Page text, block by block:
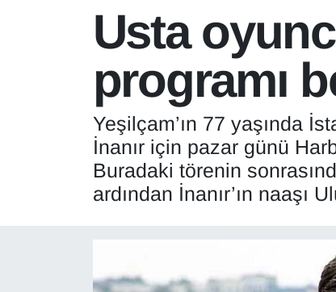
Usta
programı
Yeşilçam’ın 77 yaşında
İnanır için pazar günü
Buradaki törenin
ardından İnanır’ın naaşı
Bölge Haberleri
Deprem
Dernekler, Odalar
EĞİTİM
Süper Lig Puan Durumu ve Fikstür
Tüm Manşetler
Son Dakika Haberleri
Haber Arşivi